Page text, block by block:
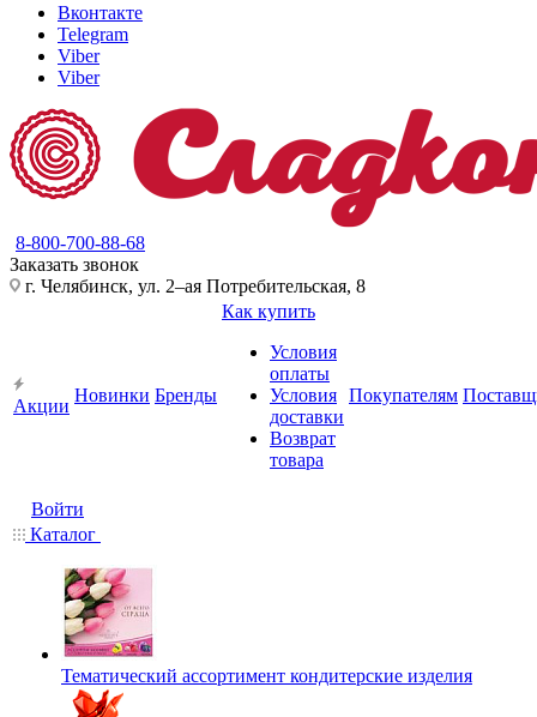
Вконтакте
Telegram
Viber
Viber
8-800-700-88-68
Заказать звонок
г. Челябинск, ул. 2–ая Потребительская, 8
Акции
Новинки Бренды
Как купить
Условия
оплаты
Условия
доставки
Возврат
товара
Покупателям
Войти
Каталог
Тематический ассортимент кондитерские изделия